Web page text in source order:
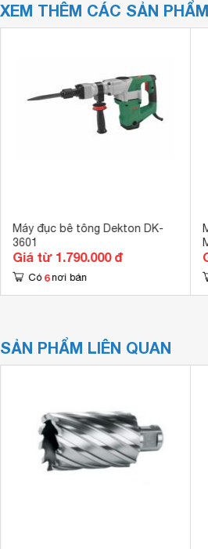
XEM THÊM CÁC SẢN
Máy đục bê tông Dekton DK-
3601
Giá từ 1.790.000 đ
Có 6 nơi bán
SẢN PHẨM LIÊN QUAN